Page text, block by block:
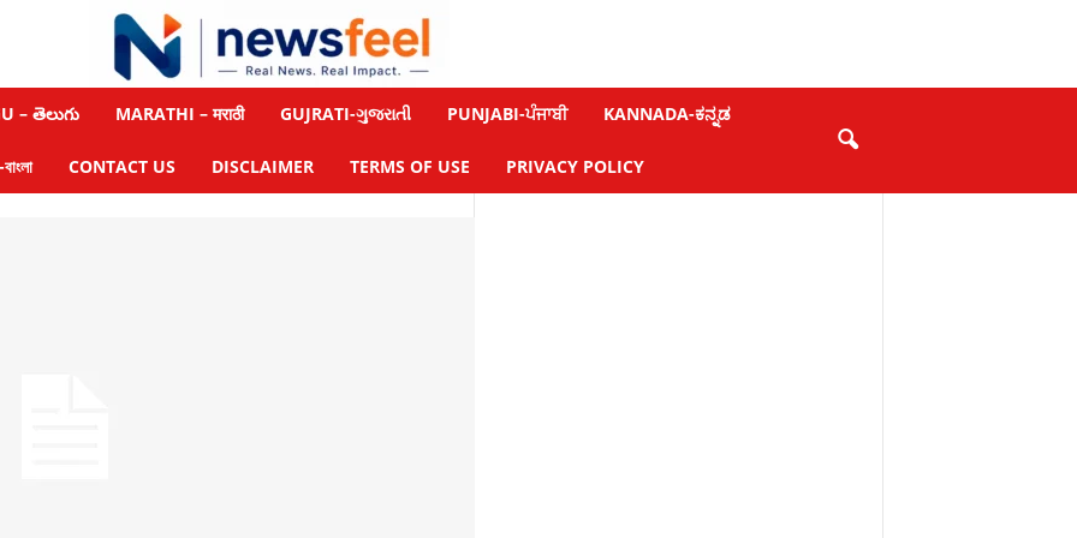
– తెలుగు MARATHI – मराठी GUJRATI-ગુજરાતી PUNJABI-ਪੰਜਾਬੀ KANNADA-ಕನ್ನಡ
CONTACT US DISCLAIMER TERMS OF USE PRIVACY POLICY